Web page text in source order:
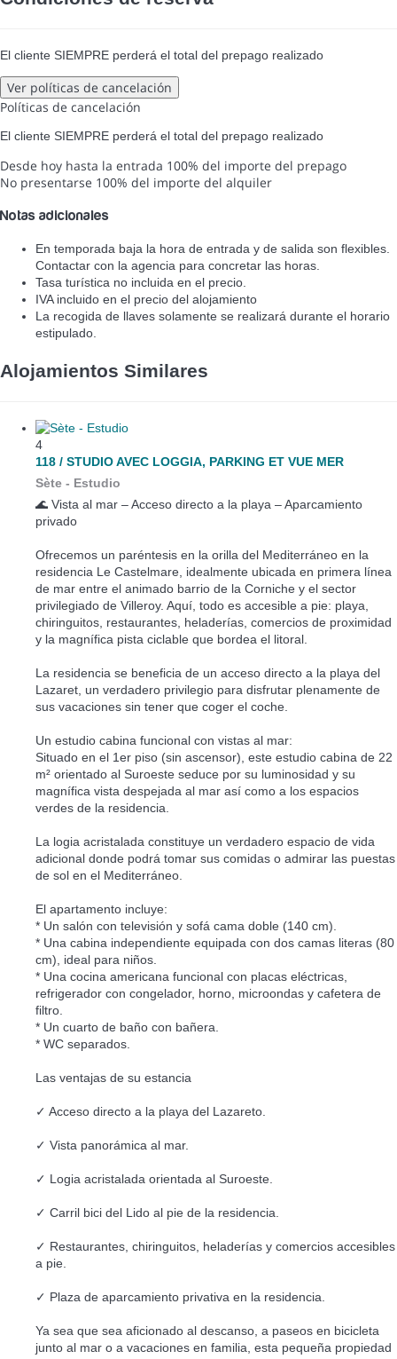
El cliente SIEMPRE perderá el total del prepago realizado
Ver políticas de cancelación
Políticas de cancelación
El cliente SIEMPRE perderá el total del prepago realizado
Desde hoy hasta la entrada 100% del importe del prepago
No presentarse 100% del importe del alquiler
Notas adicionales
En temporada baja la hora de entrada y de salida son flexibles.
Contactar con la agencia para concretar las horas.
Tasa turística no incluida en el precio.
IVA incluido en el precio del alojamiento
La recogida de llaves solamente se realizará durante el horario
estipulado.
Alojamientos Similares
4
118 / STUDIO AVEC LOGGIA, PARKING ET VUE MER
Sète - Estudio
🌊 Vista al mar – Acceso directo a la playa – Aparcamiento
privado
Ofrecemos un paréntesis en la orilla del Mediterráneo en la
residencia Le Castelmare, idealmente ubicada en primera línea
de mar entre el animado barrio de la Corniche y el sector
privilegiado de Villeroy. Aquí, todo es accesible a pie: playa,
chiringuitos, restaurantes, heladerías, comercios de proximidad
y la magnífica pista ciclable que bordea el litoral.
La residencia se beneficia de un acceso directo a la playa del
Lazaret, un verdadero privilegio para disfrutar plenamente de
sus vacaciones sin tener que coger el coche.
Un estudio cabina funcional con vistas al mar:
Situado en el 1er piso (sin ascensor), este estudio cabina de 22
m² orientado al Suroeste seduce por su luminosidad y su
magnífica vista despejada al mar así como a los espacios
verdes de la residencia.
La logia acristalada constituye un verdadero espacio de vida
adicional donde podrá tomar sus comidas o admirar las puestas
de sol en el Mediterráneo.
El apartamento incluye:
* Un salón con televisión y sofá cama doble (140 cm).
* Una cabina independiente equipada con dos camas literas (80
cm), ideal para niños.
* Una cocina americana funcional con placas eléctricas,
refrigerador con congelador, horno, microondas y cafetera de
filtro.
* Un cuarto de baño con bañera.
* WC separados.
Las ventajas de su estancia
✓ Acceso directo a la playa del Lazareto.
✓ Vista panorámica al mar.
✓ Logia acristalada orientada al Suroeste.
✓ Carril bici del Lido al pie de la residencia.
✓ Restaurantes, chiringuitos, heladerías y comercios accesibles
a pie.
✓ Plaza de aparcamiento privativa en la residencia.
Ya sea que sea aficionado al descanso, a paseos en bicicleta
junto al mar o a vacaciones en familia, esta pequeña propiedad